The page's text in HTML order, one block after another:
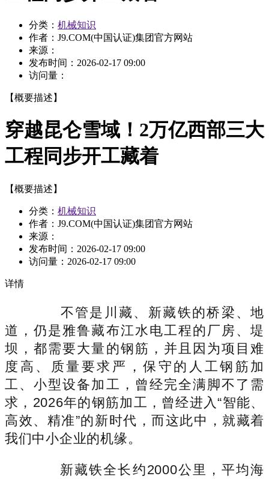
分类： 机械知识
作者：J9.COM(中国认证)集团官方网站
来源：
发布时间： 2026-02-17 09:00
访问量：
【概要描述】
穿越昆仑雪域！2万亿西部三大
工程同步开工藏着
【概要描述】
分类： 机械知识
作者：J9.COM(中国认证)集团官方网站
来源：
发布时间： 2026-02-17 09:00
访问量： 2026-02-17 09:00
详情
不管是川藏、新藏铁的桥梁、地
道，仍是雅鲁藏布江水电工程的厂房、堤
坝，都需要大量的钢筋，并且因为项目难
度高、质量要求严，保守的人工钢筋加
工、小型设备加工，曾经完全满脚不了需
求，2026年的钢筋加工，曾经进入“智能、
高效、精准”的新时代，而这此中，就藏着
我们中小企业的机缘。
新藏铁全长约2000公里，平均海